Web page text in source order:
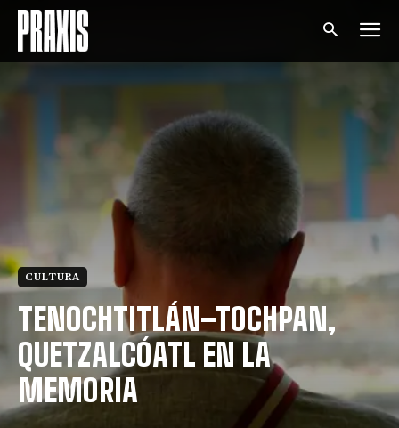
CULTURA
TENOCHTITLÁN–TOCHPAN,
QUETZALCÓATL EN LA
MEMORIA